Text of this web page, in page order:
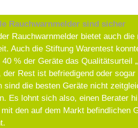
Rauchwarnmelder sind sicher
Rauchwarnmelder bietet auch die
Auch die Stiftung Warentest
40 % der Geräte das Qualitätsurteil
der Rest ist befriedigend oder sogar
sind die besten Geräte nicht
Es lohnt sich also, einen Berater
den auf dem Markt befindlichen